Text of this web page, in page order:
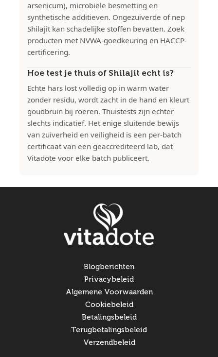
arsenicum), microbiële besmetting en
synthetische additieven. Ongezuiverde of nep
Shilajit kan schadelijke stoffen bevatten. Zoek
producten met NVWA-goedkeuring en HACCP-
certificering.
Hoe test je thuis of Shilajit echt is?
Echte hars lost volledig op in warm water
zonder residu, wordt zacht in de hand en kleurt
goudbruin bij roeren. Thuistests zijn echter
slechts indicatief. Het enige sluitende bewijs
van zuiverheid en veiligheid is een per-batch
certificaat van een geaccrediteerd lab, dat
Vitadote voor elke batch publiceert.
Blogberichten
Privacybeleid
Algemene Voorwaarden
Cookiebeleid
Betalingsbeleid
Terugbetalingsbeleid
Verzendbeleid